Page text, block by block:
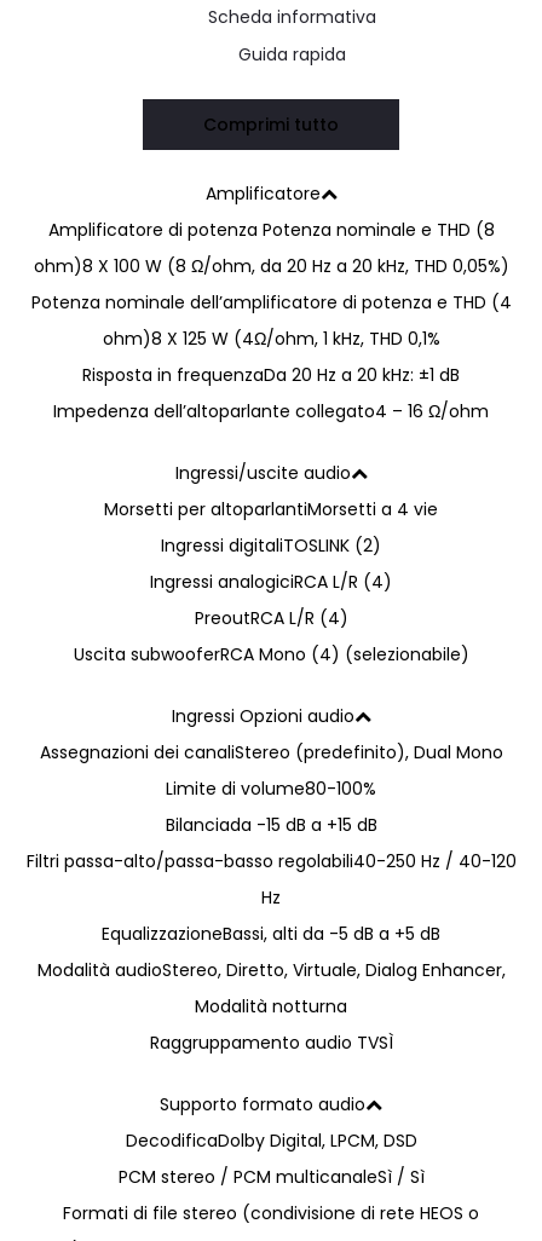
Scheda informativa
Guida rapida
Comprimi tutto
Amplificatore
Amplificatore di potenza Potenza nominale e THD (8
ohm)8 X 100 W (8 Ω/ohm, da 20 Hz a 20 kHz, THD 0,05%)
Potenza nominale dell’amplificatore di potenza e THD (4
ohm)8 X 125 W (4Ω/ohm, 1 kHz, THD 0,1%
Risposta in frequenzaDa 20 Hz a 20 kHz: ±1 dB
Impedenza dell’altoparlante collegato4 – 16 Ω/ohm
Ingressi/uscite audio
Morsetti per altoparlantiMorsetti a 4 vie
Ingressi digitaliTOSLINK (2)
Ingressi analogiciRCA L/R (4)
PreoutRCA L/R (4)
Uscita subwooferRCA Mono (4) (selezionabile)
Ingressi Opzioni audio
Assegnazioni dei canaliStereo (predefinito), Dual Mono
Limite di volume80-100%
Bilanciada -15 dB a +15 dB
Filtri passa-alto/passa-basso regolabili40-250 Hz / 40-120
Hz
EqualizzazioneBassi, alti da -5 dB a +5 dB
Modalità audioStereo, Diretto, Virtuale, Dialog Enhancer,
Modalità notturna
Raggruppamento audio TVSÌ
Supporto formato audio
DecodificaDolby Digital, LPCM, DSD
PCM stereo / PCM multicanaleSì / Sì
Formati di file stereo (condivisione di rete HEOS o